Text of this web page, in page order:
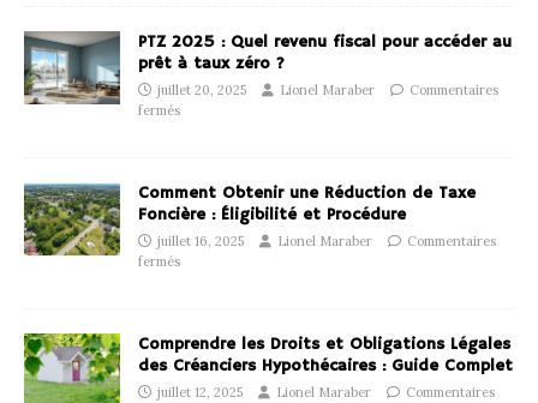
PTZ 2025 : Quel revenu fiscal pour accéder au
prêt à taux zéro ?
juillet 20, 2025 Lionel Maraber
Commentaires
fermés
Comment Obtenir une Réduction de Taxe
Foncière : Éligibilité et Procédure
juillet 16, 2025 Lionel Maraber
Commentaires
fermés
Comprendre les Droits et Obligations Légales
des Créanciers Hypothécaires : Guide Complet
juillet 12, 2025 Lionel Maraber
Commentaires